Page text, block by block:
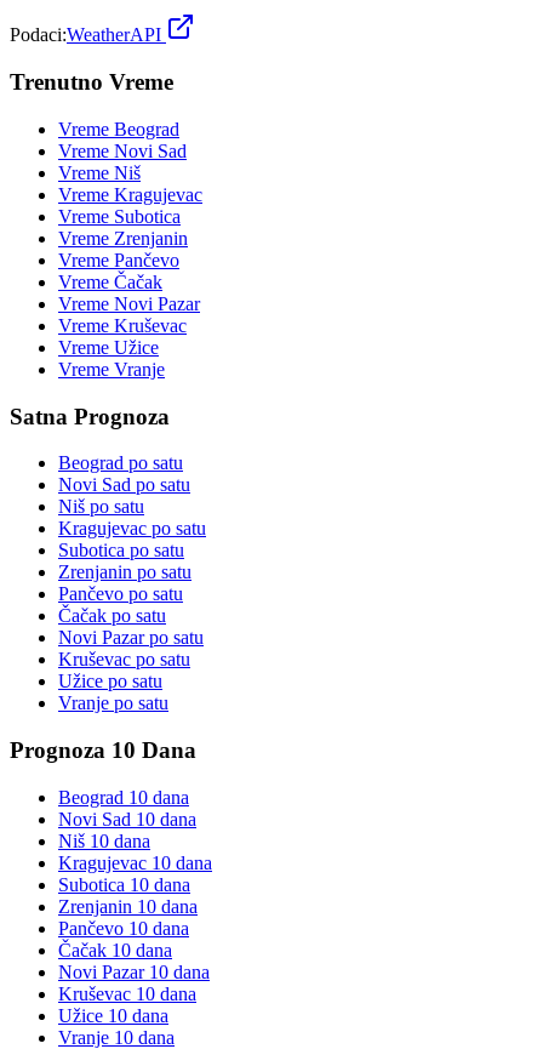
Podaci:WeatherAPI
Trenutno Vreme
Vreme Beograd
Vreme Novi Sad
Vreme Niš
Vreme Kragujevac
Vreme Subotica
Vreme Zrenjanin
Vreme Pančevo
Vreme Čačak
Vreme Novi Pazar
Vreme Kruševac
Vreme Užice
Vreme Vranje
Satna Prognoza
Beograd po satu
Novi Sad po satu
Niš po satu
Kragujevac po satu
Subotica po satu
Zrenjanin po satu
Pančevo po satu
Čačak po satu
Novi Pazarpo satu
Kruševac po satu
Užice po satu
Vranje po satu
Prognoza 10 Dana
Beograd 10 dana
Novi Sad 10 dana
Niš 10 dana
Kragujevac 10 dana
Subotica 10 dana
Zrenjanin 10 dana
Pančevo 10 dana
Čačak 10 dana
Novi Pazar10 dana
Kruševac 10 dana
Užice 10 dana
Vranje 10 dana